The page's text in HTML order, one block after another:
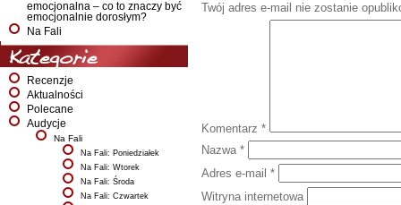
emocjonalna – co to znaczy być
emocjonalnie dorosłym?
Na Fali
Kategorie
Recenzje
Aktualności
Polecane
Audycje
Na Fali
Na Fali: Poniedziałek
Na Fali: Wtorek
Na Fali: Środa
Na Fali: Czwartek
Twój adres e-mail nie zostanie
Komentarz *
Nazwa *
Adres e-mail *
Witryna internetowa